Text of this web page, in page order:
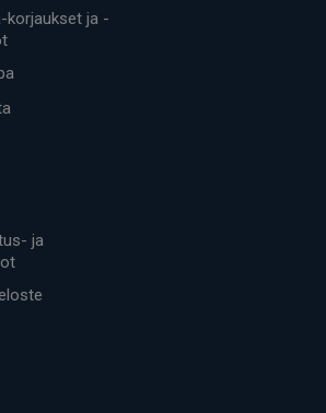
korjaukset ja -
ja